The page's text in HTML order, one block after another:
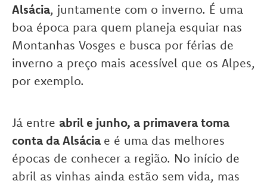
Alsácia, juntamente com o inverno. É uma
boa época para quem planeja esquiar nas
Montanhas Vosges e busca por férias de
inverno a preço mais acessível que os Alpes,
por exemplo.
Já entre abril e junho, a primavera toma
conta da Alsácia e é uma das melhores
épocas de conhecer a região. No início de
abril as vinhas ainda estão sem vida, mas